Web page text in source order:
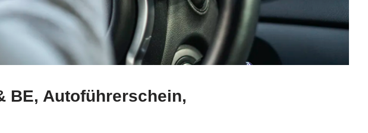
BE, Autoführerschein,